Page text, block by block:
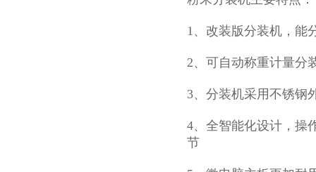
1、改装版分装机，能
2、可自动称重计量分
3、分装机采用不锈钢
4、全智能化设计，操
节